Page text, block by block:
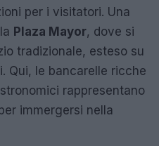
per i visitatori. Una
Plaza Mayor, dove si
tradizionale, esteso su
Qui, le bancarelle ricche
rappresentano
immergersi nella